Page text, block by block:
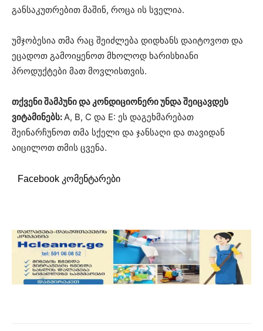
განსაკუთრებით მაშინ, როცა ის სველია.
უმჯობესია თმა რაც შეიძლება დიდხანს დაიტოვოთ და
ეცადოთ გამოიყენოთ მხოლოდ ხარისხიანი
პროდუქტები მათ მოვლისთვის.
თქვენი შამპუნი და კონდიციონერი უნდა შეიცავდეს
ვიტამინებს:A, B, C და E: ეს დაგეხმარებათ
შეინარჩუნოთ თმა სქელი და ჯანსაღი და თავიდან
აიცილოთ თმის ცვენა.
Facebook კომენტარები